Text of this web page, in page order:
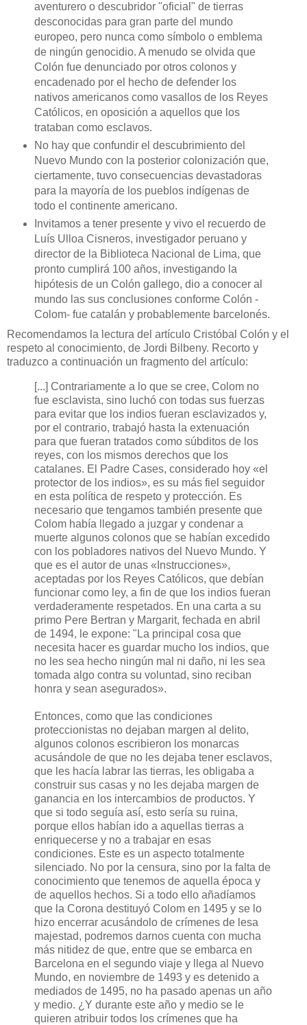
aventurero o descubridor "oficial" de tierras
desconocidas para gran parte del mundo
europeo, pero nunca como símbolo o emblema
de ningún genocidio. A menudo se olvida que
Colón fue denunciado por otros colonos y
encadenado por el hecho de defender los
nativos americanos como vasallos de los Reyes
Católicos, en oposición a aquellos que los
trataban como esclavos.
No hay que confundir el descubrimiento del
Nuevo Mundo con la posterior colonización que,
ciertamente, tuvo consecuencias devastadoras
para la mayoría de los pueblos indígenas de
todo el continente americano.
Invitamos a tener presente y vivo el recuerdo de
Luís Ulloa Cisneros, investigador peruano y
director de la Biblioteca Nacional de Lima, que
pronto cumplirá 100 años, investigando la
hipótesis de un Colón gallego, dio a conocer al
mundo las sus conclusiones conforme Colón -
Colom- fue catalán y probablemente barcelonés.
Recomendamos la lectura del artículo Cristóbal Colón y el
respeto al conocimiento, de Jordi Bilbeny. Recorto y
traduzco a continuación un fragmento del artículo:
[...] Contrariamente a lo que se cree, Colom no
fue esclavista, sino luchó con todas sus fuerzas
para evitar que los indios fueran esclavizados y,
por el contrario, trabajó hasta la extenuación
para que fueran tratados como súbditos de los
reyes, con los mismos derechos que los
catalanes. El Padre Cases, considerado hoy «el
protector de los indios», es su más fiel seguidor
en esta política de respeto y protección. Es
necesario que tengamos también presente que
Colom había llegado a juzgar y condenar a
muerte algunos colonos que se habían excedido
con los pobladores nativos del Nuevo Mundo. Y
que es el autor de unas «Instrucciones»,
aceptadas por los Reyes Católicos, que debían
funcionar como ley, a fin de que los indios fueran
verdaderamente respetados. En una carta a su
primo Pere Bertran y Margarit, fechada en abril
de 1494, le expone: "La principal cosa que
necesita hacer es guardar mucho los indios, que
no les sea hecho ningún mal ni daño, ni les sea
tomada algo contra su voluntad, sino reciban
honra y sean asegurados».
Entonces, como que las condiciones
proteccionistas no dejaban margen al delito,
algunos colonos escribieron los monarcas
acusándole de que no les dejaba tener esclavos,
que les hacía labrar las tierras, les obligaba a
construir sus casas y no les dejaba margen de
ganancia en los intercambios de productos. Y
que si todo seguía así, esto sería su ruina,
porque ellos habían ido a aquellas tierras a
enriquecerse y no a trabajar en esas
condiciones. Este es un aspecto totalmente
silenciado. No por la censura, sino por la falta de
conocimiento que tenemos de aquella época y
de aquellos hechos. Si a todo ello añadíamos
que la Corona destituyó Colom en 1495 y se lo
hizo encerrar acusándolo de crímenes de lesa
majestad, podremos darnos cuenta con mucha
más nitidez de que, entre que se embarca en
Barcelona en el segundo viaje y llega al Nuevo
Mundo, en noviembre de 1493 y es detenido a
mediados de 1495, no ha pasado apenas un año
y medio. ¿Y durante este año y medio se le
quieren atribuir todos los crímenes que ha